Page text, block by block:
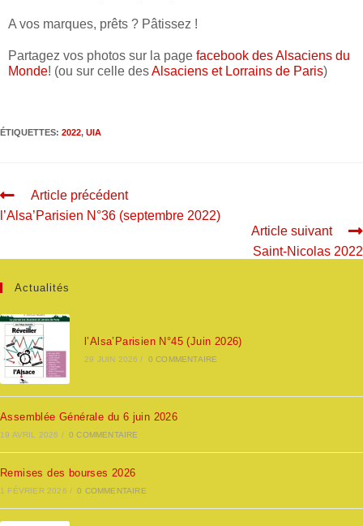
A vos marques, prêts ? Pâtissez !
Partagez vos photos sur la page facebook des Alsaciens du
Monde! (ou sur celle desAlsaciens et Lorrains de Paris)
ÉTIQUETTES: 2022, UIA
Article précédent
l’Alsa’Parisien N°36 (septembre 2022)
Article suivant
Saint-Nicolas 2022
Actualités
l’Alsa’Parisien N°45 (Juin 2026)
29 JUIN 2026 / 0 COMMENTAIRE
Assemblée Générale du 6 juin 2026
19 AVRIL 2026 / 0 COMMENTAIRE
Remises des bourses 2026
1 FÉVRIER 2026 / 0 COMMENTAIRE